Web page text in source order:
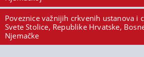
Poveznice važnijih crkvenih ustanova i
Svete Stolice, Republike Hrvatske,
Njemačke